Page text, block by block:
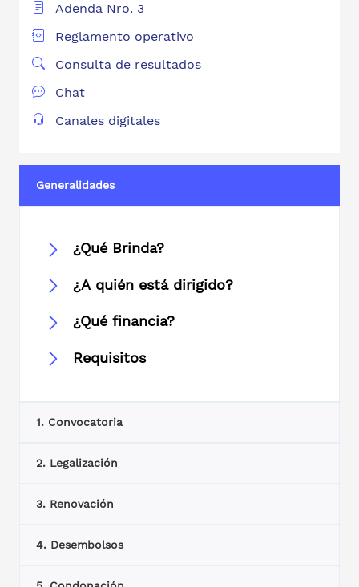
Adenda Nro. 3
Reglamento operativo
Consulta de resultados
Chat
Canales digitales
Generalidades
¿Qué Brinda?
¿A quién está dirigido?
¿Qué financia?
Requisitos
1. Convocatoria
2. Legalización
3. Renovación
4. Desembolsos